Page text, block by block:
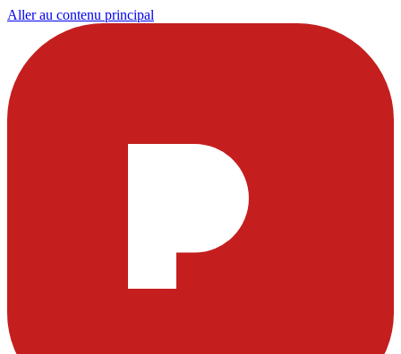
Aller au contenu principal